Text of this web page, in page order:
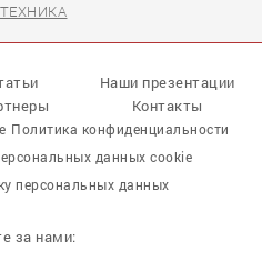
Наши презентации
Контакты
Политика конфиденциальности
данных cookie
персональных данных
за нами: